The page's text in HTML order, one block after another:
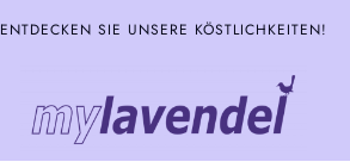
ENTDECKEN SIE UNSERE KÖSTLICHKEITEN!